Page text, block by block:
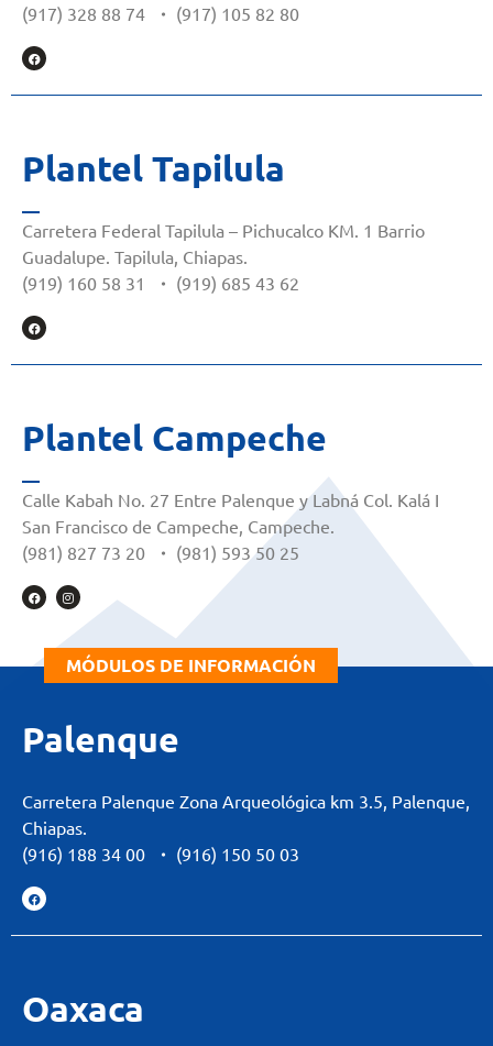
(917) 328 88 74
・ (917) 105 82 80
Plantel Tapilula
Carretera Federal Tapilula – Pichucalco KM. 1 Barrio
Guadalupe. Tapilula, Chiapas.
(919) 160 58 31
・ (919) 685 43 62
Plantel Campeche
Calle Kabah No. 27 Entre Palenque y Labná Col. Kalá I
San Francisco de Campeche, Campeche.
(981) 827 73 20
・ (981) 593 50 25
MÓDULOS DE INFORMACIÓN
Palenque
Carretera Palenque Zona Arqueológica km 3.5, Palenque,
Chiapas.
(916) 188 34 00
・ (916) 150 50 03
Oaxaca